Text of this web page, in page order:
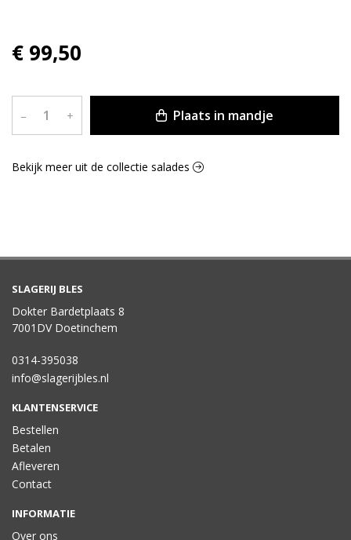
€ 99,50
– + Plaats in mandje
Bekijk meer uit de collectie salades
SLAGERIJ BLES
Dokter Bardetplaats 8
7001DV Doetinchem
0314-395038
info@slagerijbles.nl
KLANTENSERVICE
Bestellen
Betalen
Afleveren
Contact
INFORMATIE
Over ons